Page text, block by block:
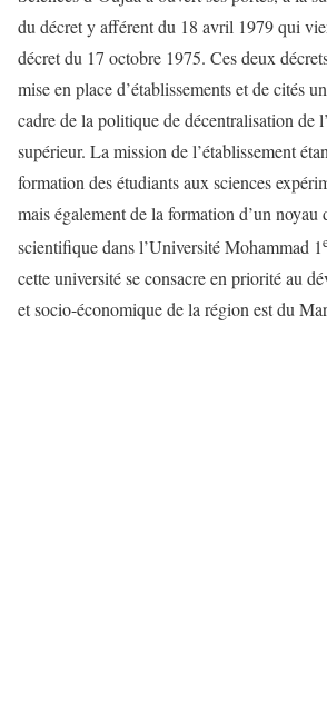
du décret y afférent du 18 avril 1979 qui
décret du 17 octobre 1975. Ces deux
mise en place d’établissements et de cités
cadre de la politique de décentralisation de
supérieur. La mission de l’établissement
formation des étudiants aux sciences
mais également de la formation d’un noyau
scientifique dans l’Université Mohammad 1
cette université se consacre en priorité au
et socio-économique de la région est du